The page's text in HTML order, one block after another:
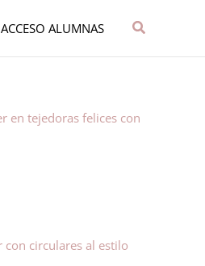
ACCESO ALUMNAS Buscar